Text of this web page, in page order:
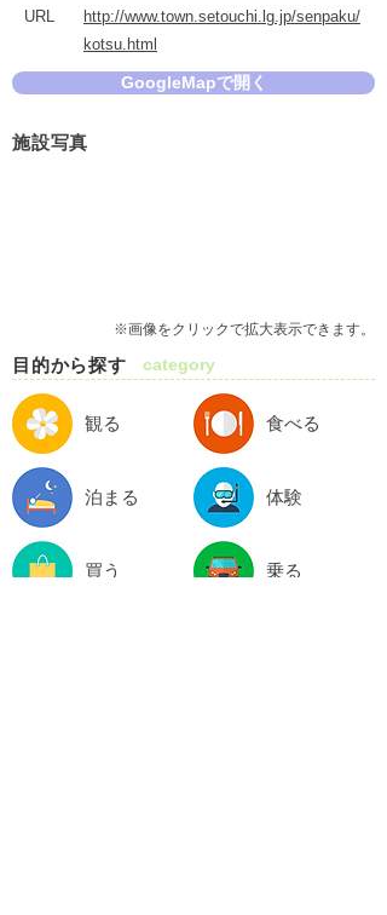
URL
http://www.town.setouchi.lg.jp/senpaku/
kotsu.html
GoogleMapで開く
施設写真
※画像をクリックで拡大表示できます。
目的から探す category
観る 食べる
泊まる 体験
買う 乗る